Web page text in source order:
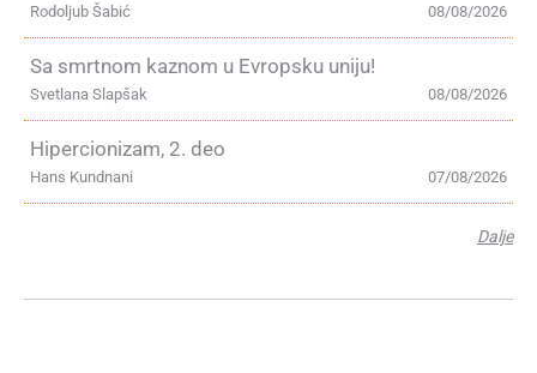
08/08/2026
Rodoljub Šabić
Sa smrtnom kaznom u Evropsku uniju!
08/08/2026
Svetlana Slapšak
Hipercionizam, 2. deo
07/08/2026
Hans Kundnani
Dalje